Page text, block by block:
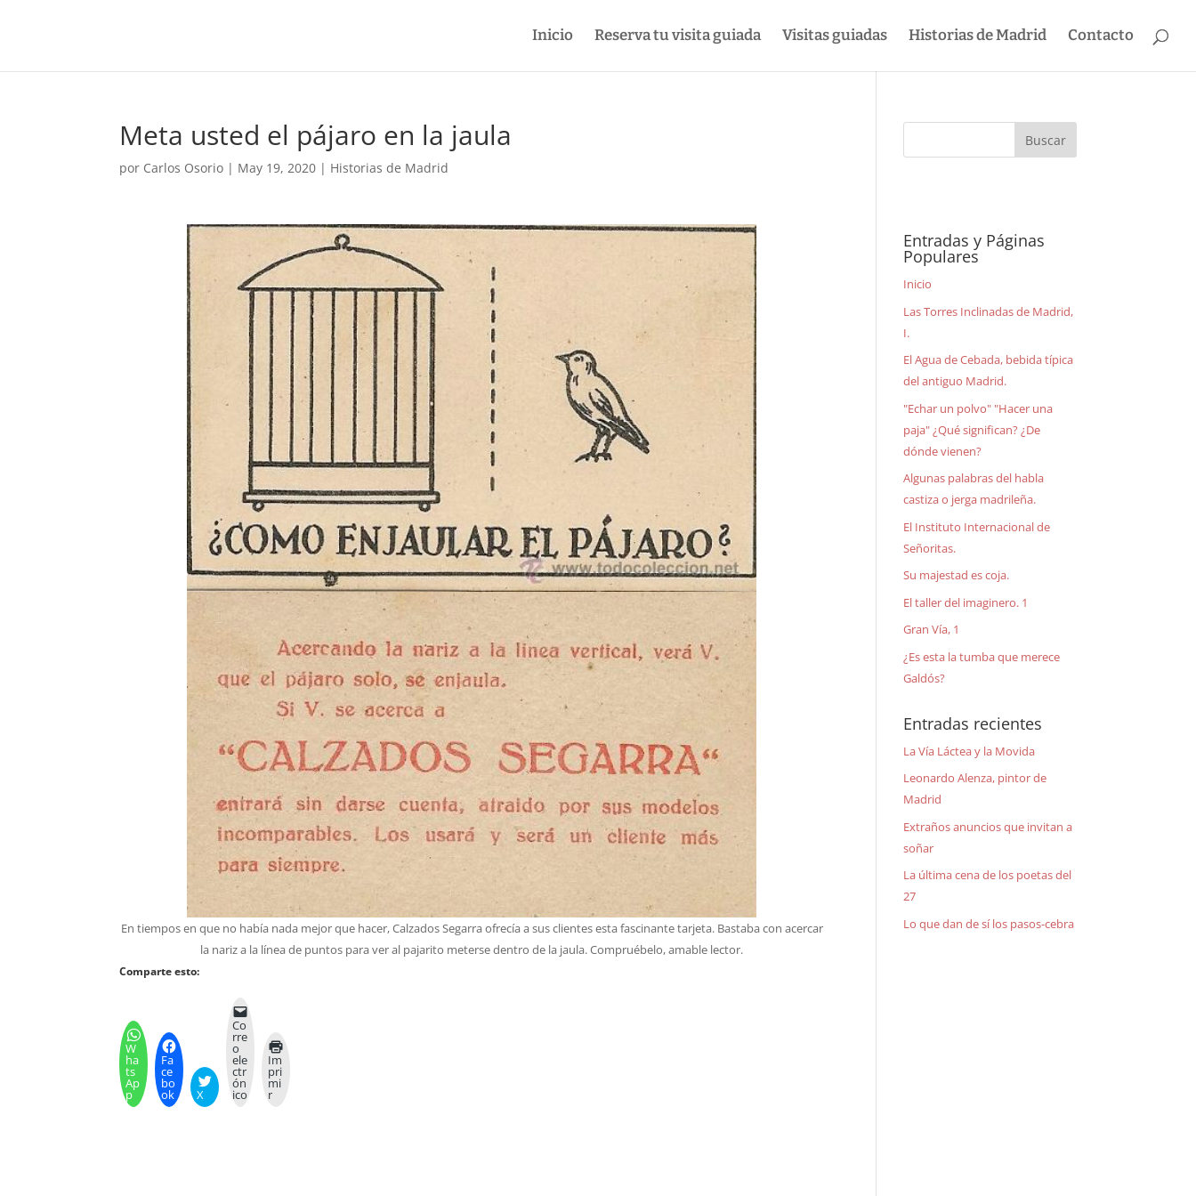
Inicio Reserva tu visita guiada Visitas guiadas Historias de Madrid Contacto
Meta usted el pájaro en la jaula
por Carlos Osorio | May 19, 2020 | Historias de Madrid
En tiempos en que no había nada mejor que hacer, Calzados Segarra ofrecía a sus clientes esta fascinante tarjeta. Bastaba con acercar
la nariz a la línea de puntos para ver al pajarito meterse dentro de la jaula. Compruébelo, amable lector.
Comparte esto:
W
ha
ts
Ap
p
Fa
ce
bo
ok X
Co
rre
o
ele
ctr
ón
ico
Im
pri
mi
r
Entradas y Páginas
Populares
Inicio
Las Torres Inclinadas de Madrid,
I.
El Agua de Cebada, bebida típica
del antiguo Madrid.
"Echar un polvo" "Hacer una
paja" ¿Qué significan? ¿De
dónde vienen?
Algunas palabras del habla
castiza o jerga madrileña.
El Instituto Internacional de
Señoritas.
Su majestad es coja.
El taller del imaginero. 1
Gran Vía, 1
¿Es esta la tumba que merece
Galdós?
Entradas recientes
La Vía Láctea y la Movida
Leonardo Alenza, pintor de
Madrid
Extraños anuncios que invitan a
soñar
La última cena de los poetas del
27
Lo que dan de sí los pasos-cebra